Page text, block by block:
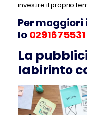
investire il proprio
Per
lo0291675531
La
labirinto